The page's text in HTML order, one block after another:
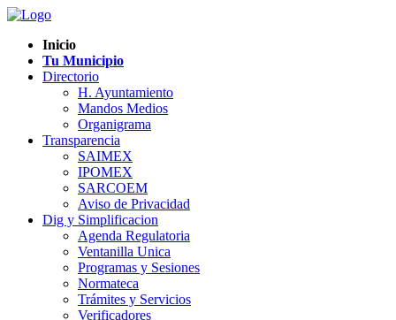
Inicio
Tu Municipio
Directorio
H. Ayuntamiento
Mandos Medios
Organigrama
Transparencia
SAIMEX
IPOMEX
SARCOEM
Aviso de Privacidad
Dig y Simplificacion
Agenda Regulatoria
Ventanilla Unica
Programas y Sesiones
Normateca
Trámites y Servicios
Verificadores